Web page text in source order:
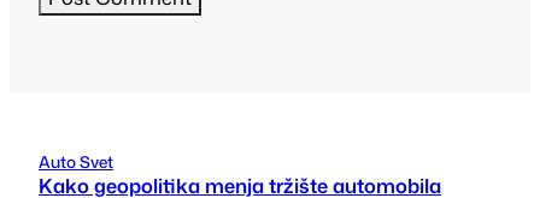
Auto Svet
Kako geopolitika menja tržište automobila